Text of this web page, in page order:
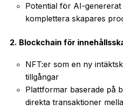
Potential för AI-
komplettera skapares
2. Blockchain för
NFT:er som en ny
tillgångar
Plattformar baserade på
direkta transaktioner